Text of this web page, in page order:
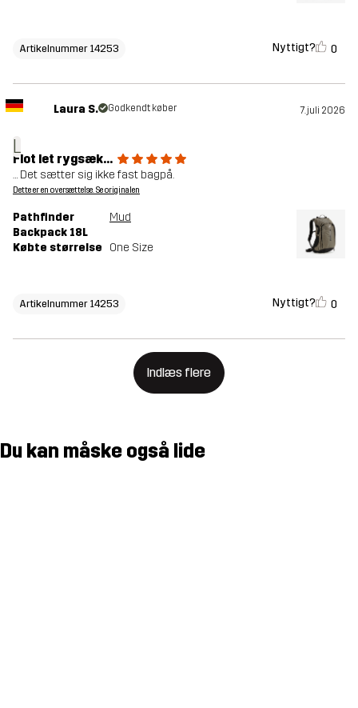
Artikelnummer 14253 Nyttigt? 0
L
Laura S. Godkendt køber 7. juli 2026
Flot let rygsæk...
… Det sætter sig ikke fast bagpå.
Dette er en oversættelse. Se originalen
Pathfinder
Backpack 18L
Mud
Købte størrelse One Size
Artikelnummer 14253 Nyttigt? 0
Indlæs flere
Du kan måske også lide